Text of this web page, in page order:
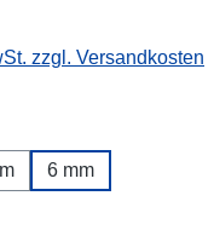
zzgl. Versandkosten
ist zurzeit nicht verfügbar.)
6 mm